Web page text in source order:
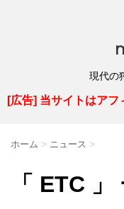
現代の
[広告] 当サイトはアフ
ホーム > ニュース >
「 ETC 」